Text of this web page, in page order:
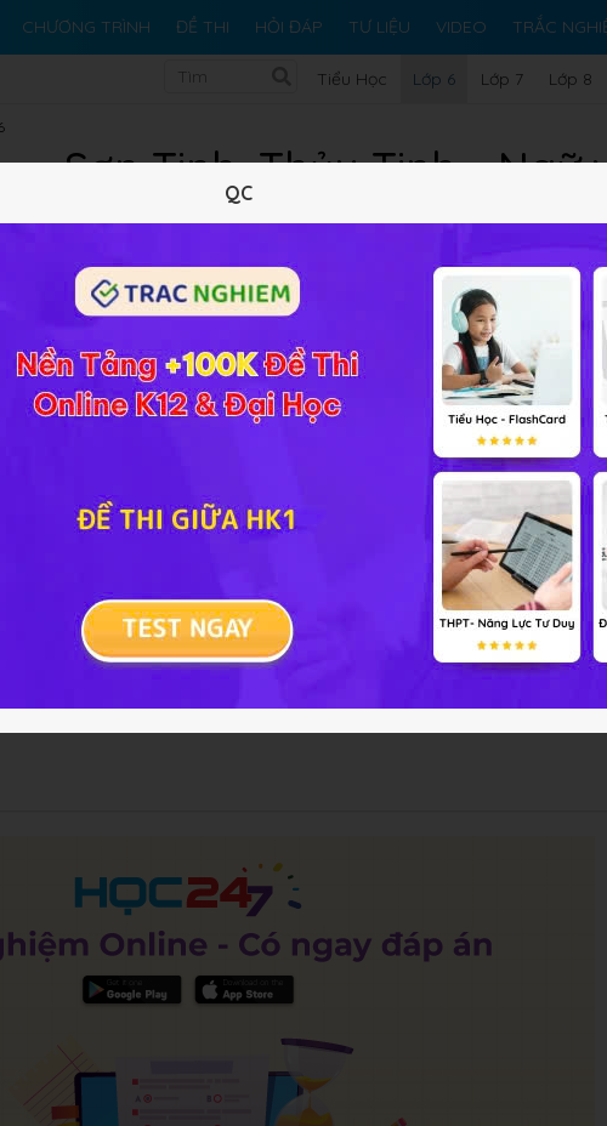
CHƯƠNG TRÌNH ĐỀ THI HỎI ĐÁP TƯ LIỆU VIDEO TRẮC
Tiểu Học Lớp 6 Lớp 7 Lớp 8
Sơn Tinh, Thủy Tinh - Ngữ
nội dung, ý nghĩa cũng như một số yếu tố nghệ thuật tiêu biểu
Thủy Tinh
Tinh
Sơn Tinh - Thủy Tinh
QC